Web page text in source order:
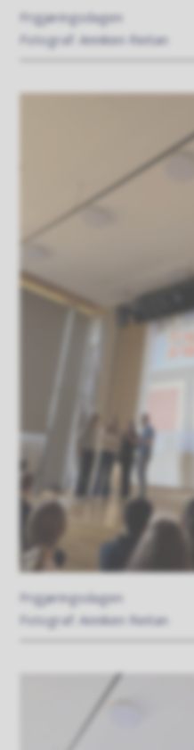
Frigjøringsdagen
Anniken Reitan
Frigjøringsdagen
Anniken Reitan